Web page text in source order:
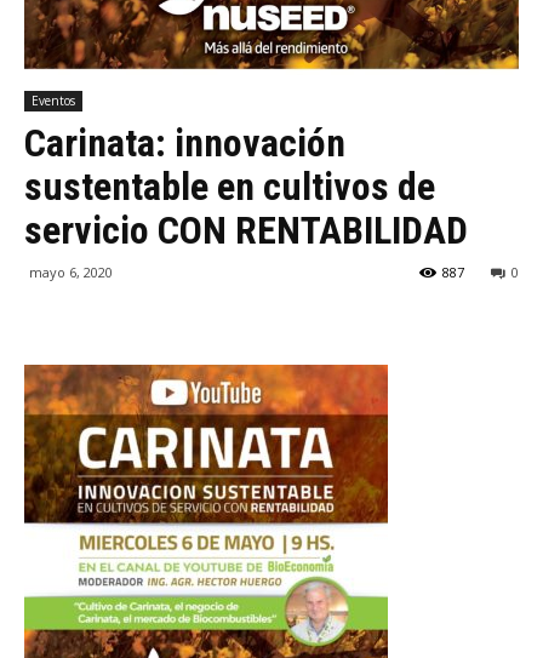
Eventos
Carinata: innovación
sustentable en cultivos de
servicio CON RENTABILIDAD
mayo 6, 2020 0
887